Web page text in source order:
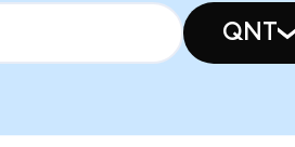
QNT